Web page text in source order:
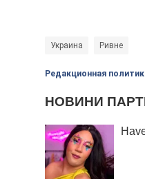
Украина Ривне
Редакционная